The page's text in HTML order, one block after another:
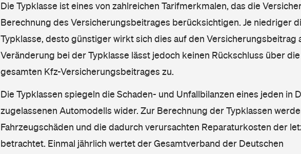
Die Typklasse ist eines von zahlreichen Tarifmerkmalen, das die
Berechnung des Versicherungsbeitrages berücksichtigen. Je niedriger
Typklasse, desto günstiger wirkt sich dies auf den Versicherungsbeitrag
Veränderung bei der Typklasse lässt jedoch keinen Rückschluss über
gesamten Kfz-Versicherungsbeitrages zu.
Die Typklassen spiegeln die Schaden- und Unfallbilanzen eines jeden in
zugelassenen Automodells wider. Zur Berechnung der Typklassen
Fahrzeugschäden und die dadurch verursachten Reparaturkosten der
betrachtet. Einmal jährlich wertet der Gesamtverband der Deutschen